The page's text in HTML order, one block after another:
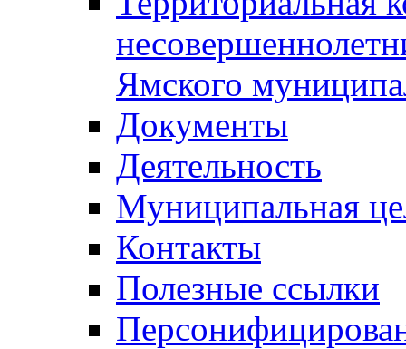
Ямского
Документы
Деятельность
Муниципальная
Контакты
Полезные ссылки